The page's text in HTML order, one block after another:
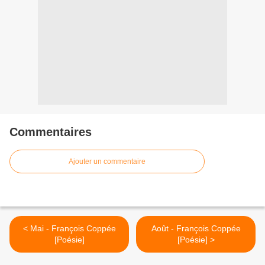
Commentaires
Ajouter un commentaire
< Mai - François Coppée
[Poésie]
Août - François Coppée
[Poésie] >